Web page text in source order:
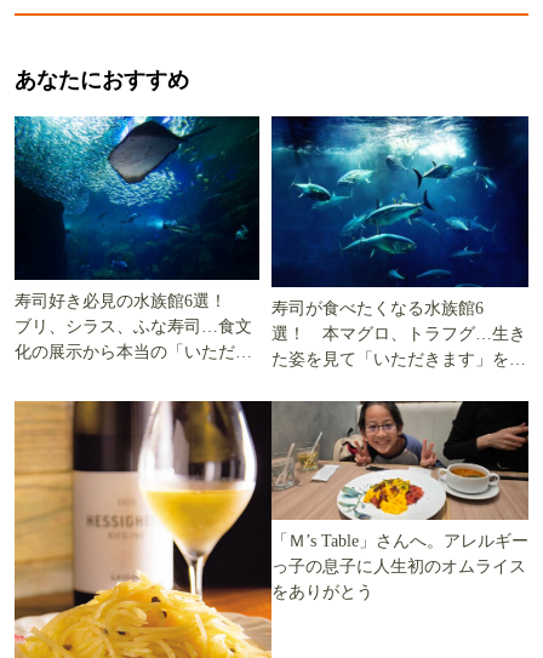
あなたにおすすめ
寿司好き必見の水族館6選！
ブリ、シラス、ふな寿司…食文
化の展示から本当の「いただき
寿司が食べたくなる水族館6
選！ 本マグロ、トラフグ…生き
た姿を見て「いただきます」を考
「Ｍ’s Table」さんへ。アレルギー
っ子の息子に人生初のオムライス
をありがとう